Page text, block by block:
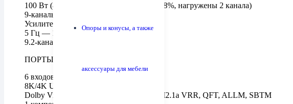
Опоры и конусы, а также
аксессуары для мебели
100 Вт (8 Ом, 20 Гц — 20 кГц, КНИ 0,08%, нагружены 2 канала)
9-канальное усиление
Усилитель класса АВ
5 Гц — 100 кГц (+1/-3 дБ)
9.2-канальный DSP-процессор
ПОРТЫ HDMI И ВИДЕОВХОДЫ
6 входов, 2 выхода (eARC)
8K/4K Ultra HD
Dolby Vision, HDR10+, HDCP2.3, HDMI2.1a VRR, QFT, ALLM, SBTM